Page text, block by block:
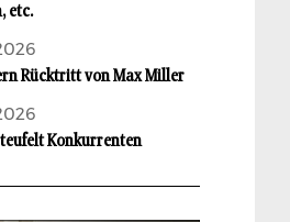
etc.
Rücktritt von Max Miller
Konkurrenten